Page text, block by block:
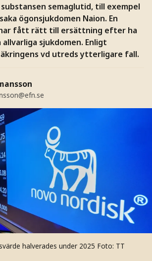
semaglutid, till exempel
ögonsjukdomen Naion. En
fått rätt till ersättning efter ha
sjukdomen. Enligt
vd utreds ytterligare fall.
halverades under 2025 Foto: TT